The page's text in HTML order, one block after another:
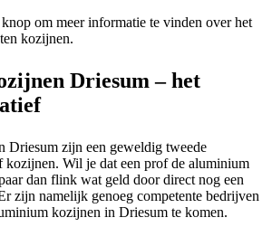
om meer informatie te vinden over het
kozijnen.
Driesum – het
Driesum zijn een geweldig tweede
kozijnen. Wil je dat een prof de aluminium
dan flink wat geld door direct nog een
zijn namelijk genoeg competente bedrijven
kozijnen in Driesum te komen.